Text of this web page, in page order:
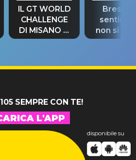
IL GT WORLD
CHALLENGE
DI MISANO si
riconferma
Bresh:
non si
fino alla
SEMPRE CON TE!
L'APP
disponibile su